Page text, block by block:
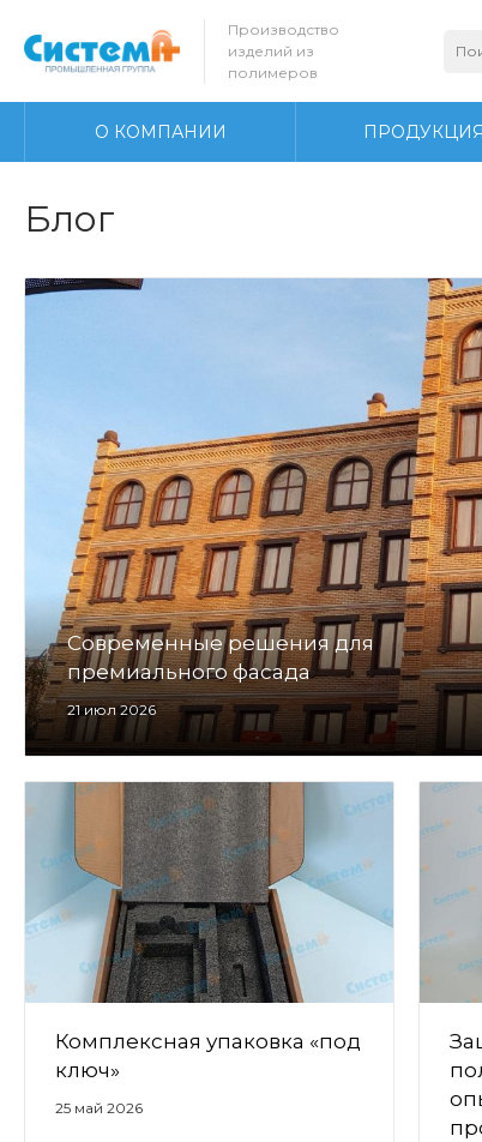
Производство
изделий из
полимеров
О КОМПАНИИ ПРОДУКЦИЯ
Блог
Современные решения для
премиального фасада
21 июл 2026
Комплексная упаковка «под
ключ»
25 май 2026